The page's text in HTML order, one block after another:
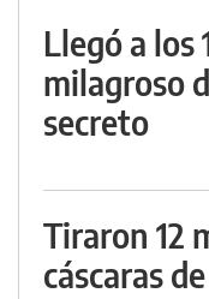
Llegó a los
milagroso
secreto
Tiraron 12
cáscaras